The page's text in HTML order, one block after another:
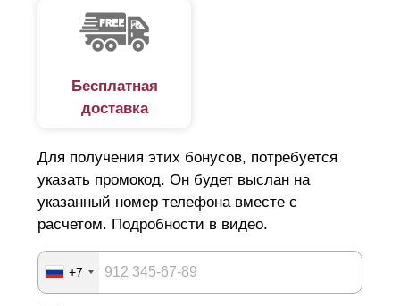
Бесплатная
доставка
Для получения этих бонусов, потребуется
указать промокод. Он будет выслан на
указанный номер телефона вместе с
расчетом. Подробности в видео.
+7